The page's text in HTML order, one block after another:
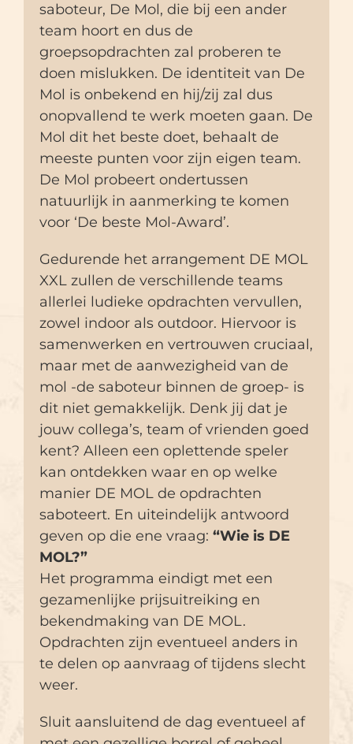
saboteur, De Mol, die bij een ander
team hoort en dus de
groepsopdrachten zal proberen te
doen mislukken. De identiteit van De
Mol is onbekend en hij/zij zal dus
onopvallend te werk moeten gaan. De
Mol dit het beste doet, behaalt de
meeste punten voor zijn eigen team.
De Mol probeert ondertussen
natuurlijk in aanmerking te komen
voor ‘De beste Mol-Award’.
Gedurende het arrangement DE MOL
XXL zullen de verschillende teams
allerlei ludieke opdrachten vervullen,
zowel indoor als outdoor. Hiervoor is
samenwerken en vertrouwen cruciaal,
maar met de aanwezigheid van de
mol -de saboteur binnen de groep- is
dit niet gemakkelijk. Denk jij dat je
jouw collega’s, team of vrienden goed
kent? Alleen een oplettende speler
kan ontdekken waar en op welke
manier DE MOL de opdrachten
saboteert. En uiteindelijk antwoord
geven op die ene vraag: “Wie is DE
MOL?”
Het programma eindigt met een
gezamenlijke prijsuitreiking en
bekendmaking van DE MOL.
Opdrachten zijn eventueel anders in
te delen op aanvraag of tijdens slecht
weer.
Sluit aansluitend de dag eventueel af